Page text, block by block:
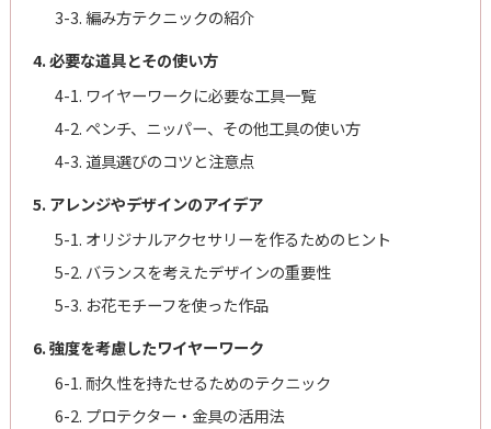
3-3. 編み方テクニックの紹介
4. 必要な道具とその使い方
4-1. ワイヤーワークに必要な工具一覧
4-2. ペンチ、ニッパー、その他工具の使い方
4-3. 道具選びのコツと注意点
5. アレンジやデザインのアイデア
5-1. オリジナルアクセサリーを作るためのヒント
5-2. バランスを考えたデザインの重要性
5-3. お花モチーフを使った作品
6. 強度を考慮したワイヤーワーク
6-1. 耐久性を持たせるためのテクニック
6-2. プロテクター・金具の活用法